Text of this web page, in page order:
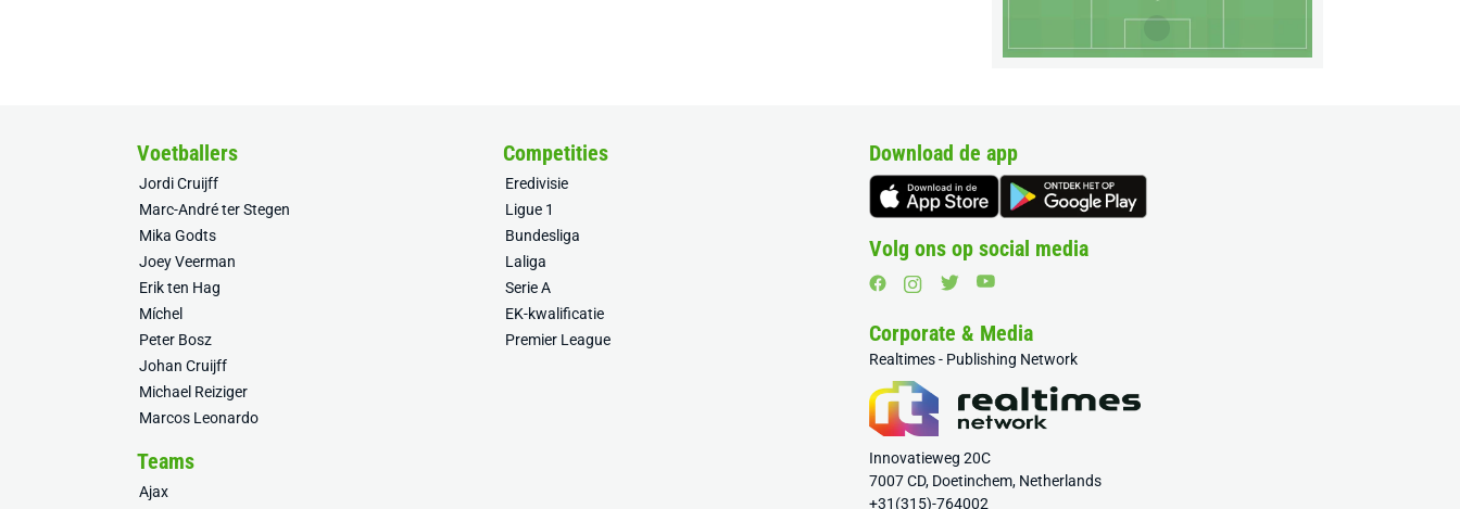
Voetballers
Jordi Cruijff
Marc-André ter Stegen
Mika Godts
Joey Veerman
Erik ten Hag
Míchel
Peter Bosz
Johan Cruijff
Michael Reiziger
Marcos Leonardo
Competities
Eredivisie
Ligue 1
Bundesliga
Laliga
Serie A
EK-kwalificatie
Premier League
Teams
Ajax
Download de app
Volg ons op social media
Corporate & Media
Realtimes - Publishing Network
Innovatieweg 20C
7007 CD, Doetinchem, Netherlands
+31(315)-764002